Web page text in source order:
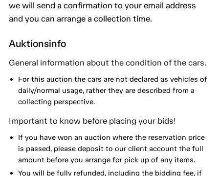
we will send a confirmation to your email address
and you can arrange a collection time.
Auktionsinfo
General information about the condition of the cars.
For this auction the cars are not declared as vehicles of
daily/normal usage, rather they are described from a
collecting perspective.
Important to know before placing your bids!
If you have won an auction where the reservation price
is passed, please deposit to our client account the full
amount before you arrange for pick up of any items.
You will be fully refunded, including the bidding fee, if